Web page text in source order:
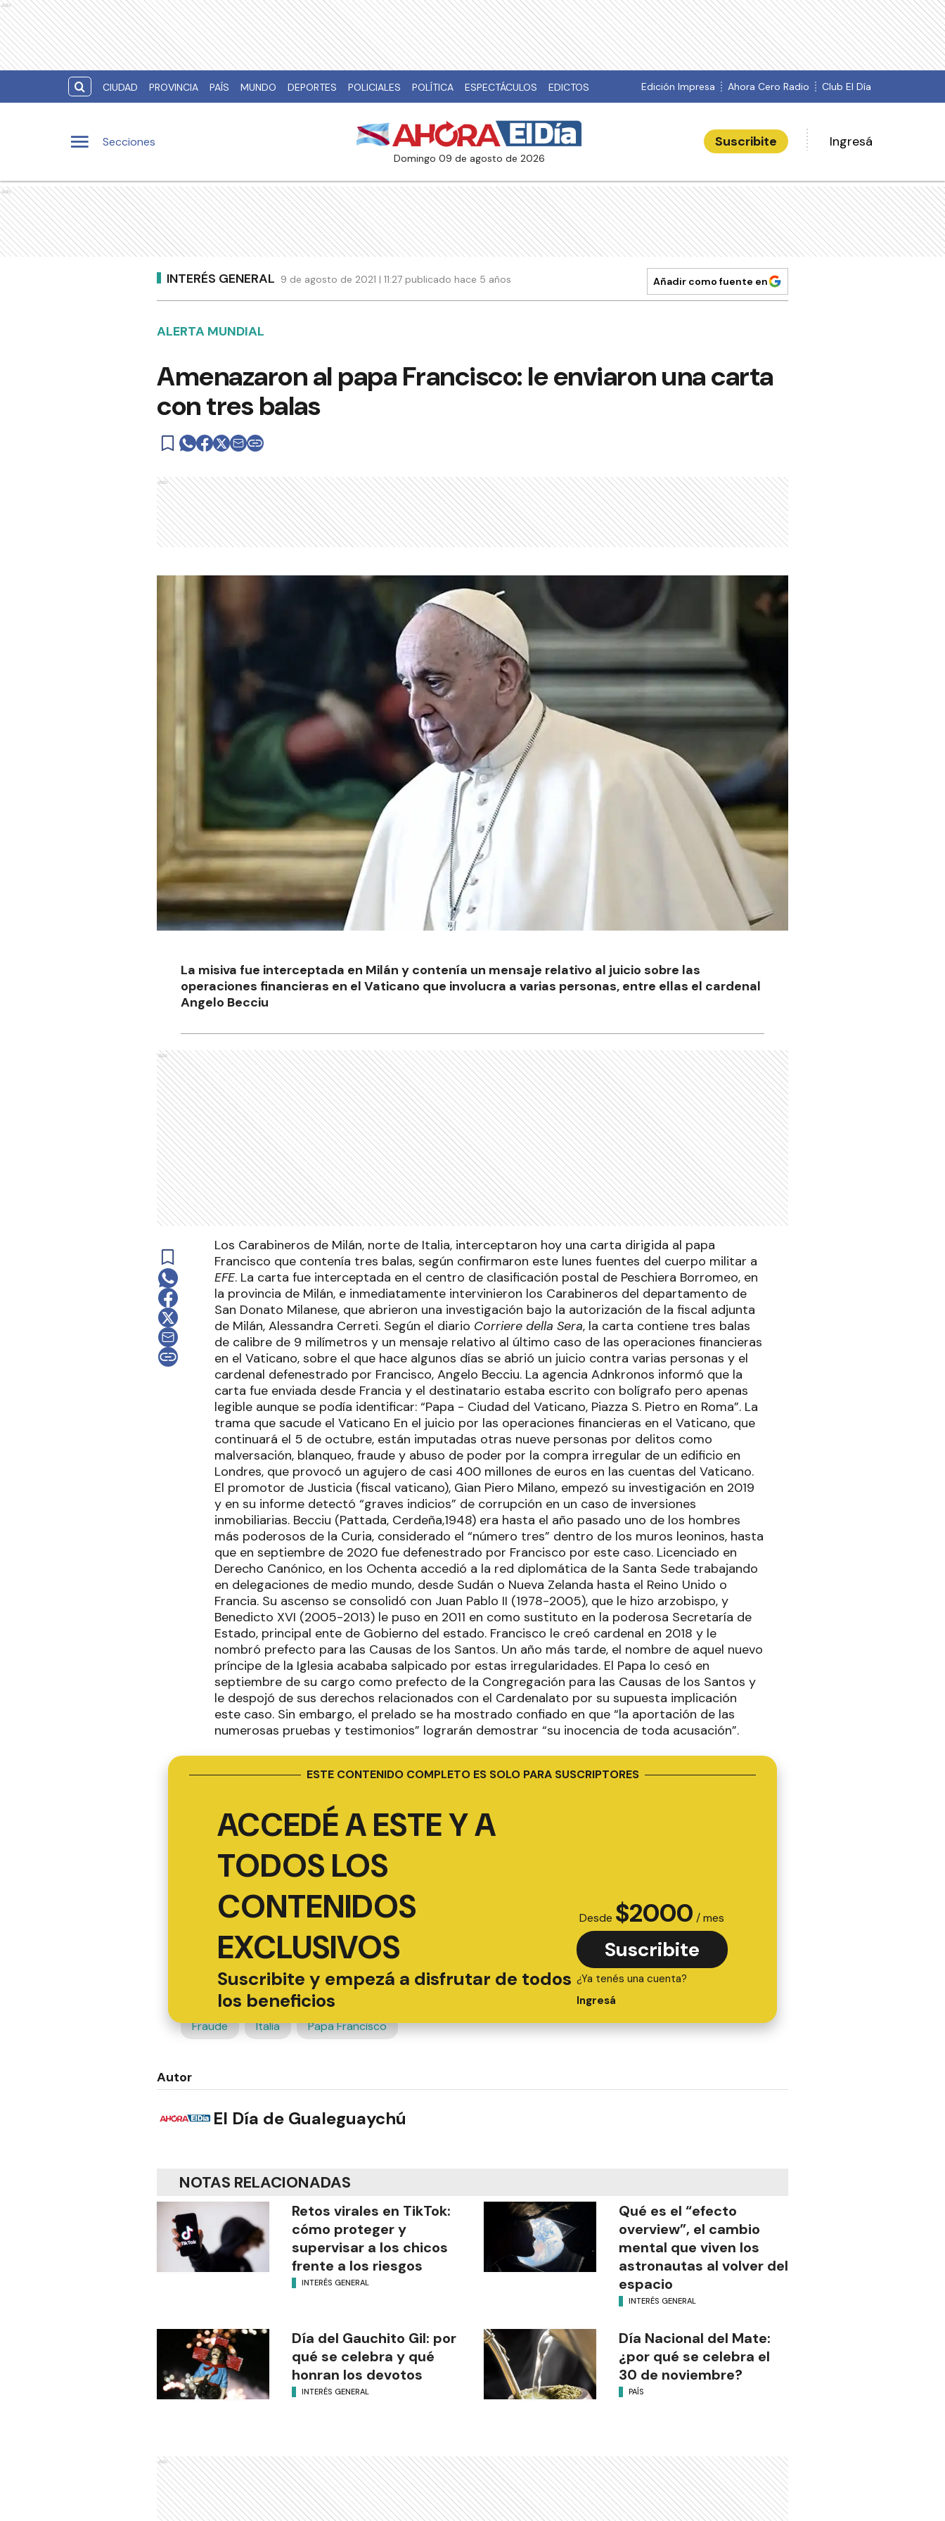
Ads
CIUDAD PROVINCIA PAÍS MUNDO DEPORTES POLICIALES POLÍTICA ESPECTÁCULOS EDICTOS Edición Impresa Ahora Cero Radio Club El Día
Secciones
domingo 09 de agosto de 2026
Suscribite Ingresá
Ads
INTERÉS GENERAL 9 de agosto de 2021 | 11:27 publicado hace 5 años Añadir como fuente en
ALERTA MUNDIAL
Amenazaron al papa Francisco: le enviaron una carta
con tres balas
Ads
La misiva fue interceptada en Milán y contenía un mensaje relativo al juicio sobre las
operaciones financieras en el Vaticano que involucra a varias personas, entre ellas el cardenal
Angelo Becciu
Ads
Los Carabineros de Milán, norte de Italia, interceptaron hoy una carta dirigida al papa
Francisco que contenía tres balas, según confirmaron este lunes fuentes del cuerpo militar a
EFE. La carta fue interceptada en el centro de clasificación postal de Peschiera Borromeo, en
la provincia de Milán, e inmediatamente intervinieron los Carabineros del departamento de
San Donato Milanese, que abrieron una investigación bajo la autorización de la fiscal adjunta
de Milán, Alessandra Cerreti. Según el diario Corriere della Sera, la carta contiene tres balas
de calibre de 9 milímetros y un mensaje relativo al último caso de las operaciones financieras
en el Vaticano, sobre el que hace algunos días se abrió un juicio contra varias personas y el
cardenal defenestrado por Francisco, Angelo Becciu. La agencia Adnkronos informó que la
carta fue enviada desde Francia y el destinatario estaba escrito con bolígrafo pero apenas
legible aunque se podía identificar: “Papa - Ciudad del Vaticano, Piazza S. Pietro en Roma”. La
trama que sacude el Vaticano En el juicio por las operaciones financieras en el Vaticano, que
continuará el 5 de octubre, están imputadas otras nueve personas por delitos como
malversación, blanqueo, fraude y abuso de poder por la compra irregular de un edificio en
Londres, que provocó un agujero de casi 400 millones de euros en las cuentas del Vaticano.
El promotor de Justicia (fiscal vaticano), Gian Piero Milano, empezó su investigación en 2019
y en su informe detectó “graves indicios” de corrupción en un caso de inversiones
inmobiliarias. Becciu (Pattada, Cerdeña,1948) era hasta el año pasado uno de los hombres
más poderosos de la Curia, considerado el “número tres” dentro de los muros leoninos, hasta
que en septiembre de 2020 fue defenestrado por Francisco por este caso. Licenciado en
Derecho Canónico, en los Ochenta accedió a la red diplomática de la Santa Sede trabajando
en delegaciones de medio mundo, desde Sudán o Nueva Zelanda hasta el Reino Unido o
Francia. Su ascenso se consolidó con Juan Pablo II (1978-2005), que le hizo arzobispo, y
Benedicto XVI (2005-2013) le puso en 2011 en como sustituto en la poderosa Secretaría de
Estado, principal ente de Gobierno del estado. Francisco le creó cardenal en 2018 y le
nombró prefecto para las Causas de los Santos. Un año más tarde, el nombre de aquel nuevo
príncipe de la Iglesia acababa salpicado por estas irregularidades. El Papa lo cesó en
septiembre de su cargo como prefecto de la Congregación para las Causas de los Santos y
le despojó de sus derechos relacionados con el Cardenalato por su supuesta implicación
este caso. Sin embargo, el prelado se ha mostrado confiado en que “la aportación de las
numerosas pruebas y testimonios” lograrán demostrar “su inocencia de toda acusación”.
ESTE CONTENIDO COMPLETO ES SOLO PARA SUSCRIPTORES
ACCEDÉ A ESTE Y A
TODOS LOS
CONTENIDOS
EXCLUSIVOS
Suscribite y empezá a disfrutar de todos
los beneficios
Desde $2000 / mes
Suscribite
¿Ya tenés una cuenta?
Ingresá
Fraude Italia Papa Francisco
Autor
El Día de Gualeguaychú
NOTAS RELACIONADAS
Retos virales en TikTok:
cómo proteger y
supervisar a los chicos
frente a los riesgos
INTERÉS GENERAL
Qué es el “efecto
overview”, el cambio
mental que viven los
astronautas al volver del
espacio
INTERÉS GENERAL
Día del Gauchito Gil: por
qué se celebra y qué
honran los devotos
INTERÉS GENERAL
Día Nacional del Mate:
¿por qué se celebra el
30 de noviembre?
PAÍS
Ads